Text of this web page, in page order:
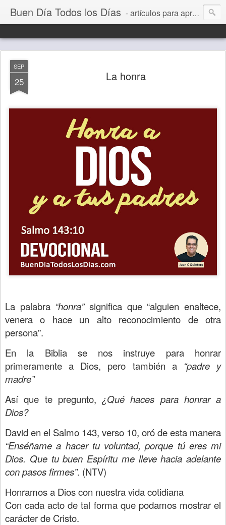
Buen Día Todos los Días - artículos para aprender a vivir mejor, un día a la vez. Por Juan C Quintero
SEP
25 La honra
La palabra “honra”significa que “alguien enaltece,
venera o hace un alto reconocimiento de otra
persona”.
En la Biblia se nos instruye para honrar
primeramente a Dios, pero también a “padre y
madre”
Así que te pregunto, ¿Qué haces para honrar a
Dios?
David en el Salmo 143, verso 10, oró de esta manera
“Enséñame a hacer tu voluntad, porque tú eres mi
Dios. Que tu buen Espíritu me lleve hacia adelante
con pasos firmes”. (NTV)
Honramos a Dios con nuestra vida cotidiana
Con cada acto de tal forma que podamos mostrar el
carácter de Cristo.